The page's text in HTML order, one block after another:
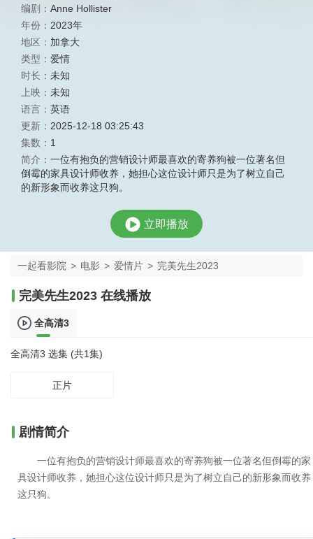
编剧： Anne Hollister
年份： 2023年
地区： 加拿大
类型： 爱情
时长： 未知
上映： 未知
语言： 英语
更新： 2025-12-18 03:25:43
集数： 1
简介： 一位有抱负的营销设计师最喜欢的寄养狗被一位著名但
倒霉的家具设计师收养，她担心这位设计师只是为了树立自己
的新形象而收养这只狗。
立即播放
一起看影院 > 电影 > 爱情片 > 完美先生2023
完美先生2023 在线播放
全高清3
全高清3 选集 (共1集)
正片
剧情简介
一位有抱负的营销设计师最喜欢的寄养狗被一位著名但倒霉的家
具设计师收养，她担心这位设计师只是为了树立自己的新形象而收养
这只狗。